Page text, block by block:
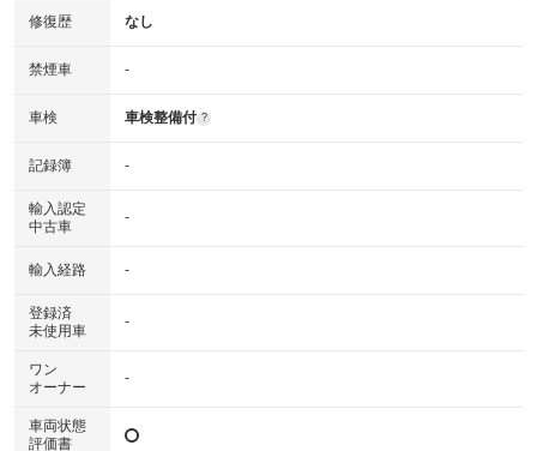
修復歴 なし
禁煙車 -
車検 車検整備付 ?
記録簿 -
輸入認定
中古車
-
輸入経路 -
登録済
未使用車
-
ワン
オーナー
-
車両状態
評価書